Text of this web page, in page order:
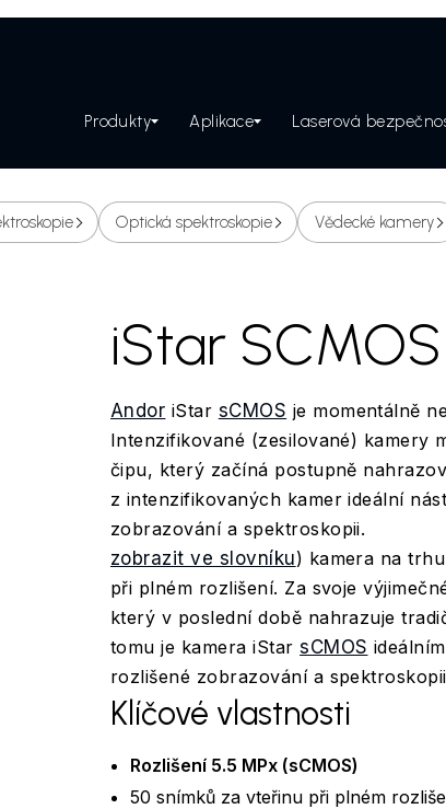
Produkty Aplikace Laserová
Optická spektroskopie Vědecké kamery
iStar SCMOS
Andor iStar sCMOS je momentálně
Intenzifikované (zesilované) kamery
čipu, který začíná postupně
z intenzifikovaných kamer ideální
zobrazování a spektroskopii.
zobrazit ve slovníku) kamera na
při plném rozlišení. Za svoje
který v poslední době nahrazuje
tomu je kamera iStarsCMOS
rozlišené zobrazování a
Klíčové vlastnosti
Rozlišení 5.5 MPx (sCMOS)
50 snímků za vteřinu při plném